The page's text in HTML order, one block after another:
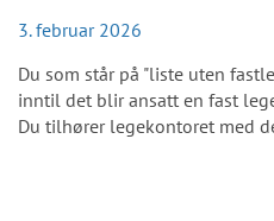
3. februar 2026
Du som står på "liste uten
inntil det blir ansatt en fast
Du tilhører legekontoret med